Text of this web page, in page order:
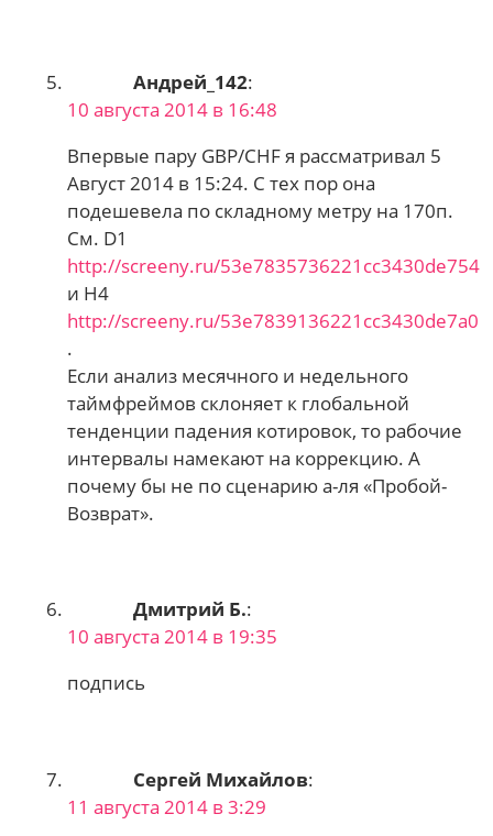
Андрей_142:
10 августа 2014 в 16:48
Впервые пару GBP/CHF я рассматривал 5
Август 2014 в 15:24. С тех пор она
подешевела по складному метру на 170п.
См. D1
http://screeny.ru/53e7835736221cc3430de754
и Н4
http://screeny.ru/53e7839136221cc3430de7a0
.
Если анализ месячного и недельного
таймфреймов склоняет к глобальной
тенденции падения котировок, то рабочие
интервалы намекают на коррекцию. А
почему бы не по сценарию а-ля «Пробой-
Возврат».
Дмитрий Б.:
10 августа 2014 в 19:35
подпись
Сергей Михайлов:
11 августа 2014 в 3:29